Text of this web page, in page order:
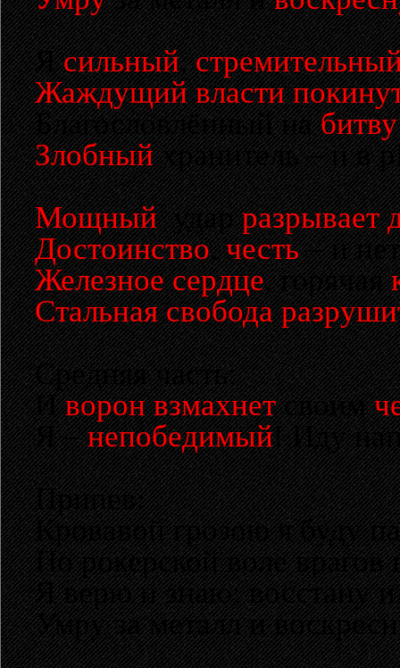
Ясильный,
Жаждущий власти
Благословлённый на
Злобныйхранитель – и в
Мощныйударразрывает
Достоинство,честь– и
Железное сердце, горячая
Стальная свобода
Средняя часть:
Иворон взмахнетсвоим
Я –непобедимый! Иду
Припев:
Кровавой грозою я буду
По рокерской воле врагов
Я верю и знаю: восстану
Умру за металл и